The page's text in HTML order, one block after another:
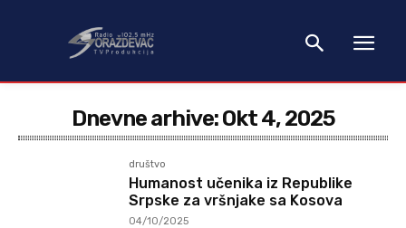
Dnevne arhive: Okt 4, 2025
društvo
Humanost učenika iz Republike
Srpske za vršnjake sa Kosova
04/10/2025